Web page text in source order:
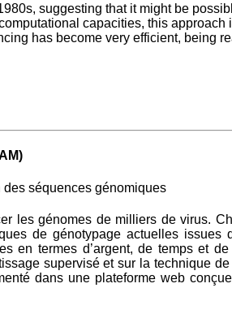
suggesting that it might be
capacities, this
has become very efficient, being
séquences génomiques
les génomes de milliers de virus.
de génotypage actuelles
en termes d’argent, de temps et
supervisé et sur la technique
dans une plateforme web